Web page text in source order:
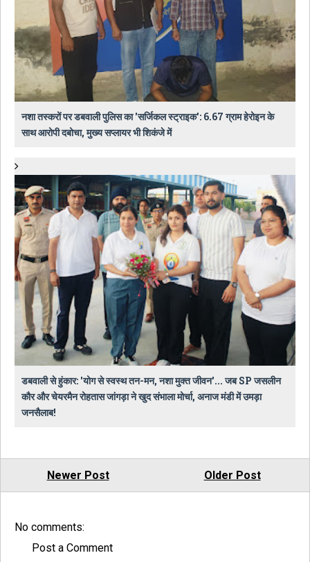
नशा तस्करों पर डबवाली पुलिस का 'सर्जिकल स्ट्राइक': 6.67 ग्राम हेरोइन के
साथ आरोपी दबोचा, मुख्य सप्लायर भी शिकंजे में
डबवाली से हुंकार: 'योग से स्वस्थ तन-मन, नशा मुक्त जीवन'... जब SP जसलीन
कौर और चेयरमैन रोहतास जांगड़ा ने खुद संभाला मोर्चा, अनाज मंडी में उमड़ा
जनसैलाब!
Newer Post Older Post
No comments:
Post a Comment